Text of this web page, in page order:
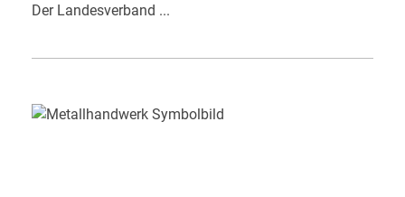
Der Landesverband ...